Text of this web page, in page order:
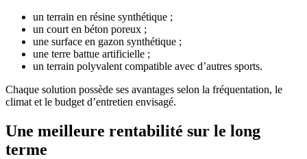
un terrain en résine synthétique ;
un court en béton poreux ;
une surface en gazon synthétique ;
une terre battue artificielle ;
un terrain polyvalent compatible avec d’autres sports.
Chaque solution possède ses avantages selon la fréquentation, le
climat et le budget d’entretien envisagé.
Une meilleure rentabilité sur le long
terme